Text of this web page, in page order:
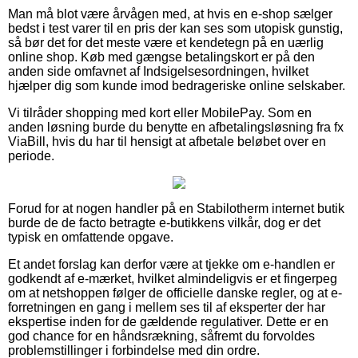
Man må blot være årvågen med, at hvis en e-shop sælger
bedst i test varer til en pris der kan ses som utopisk gunstig,
så bør det for det meste være et kendetegn på en uærlig
online shop. Køb med gængse betalingskort er på den
anden side omfavnet af Indsigelsesordningen, hvilket
hjælper dig som kunde imod bedrageriske online selskaber.
Vi tilråder shopping med kort eller MobilePay. Som en
anden løsning burde du benytte en afbetalingsløsning fra fx
ViaBill, hvis du har til hensigt at afbetale beløbet over en
periode.
Forud for at nogen handler på en Stabilotherm internet butik
burde de de facto betragte e-butikkens vilkår, dog er det
typisk en omfattende opgave.
Et andet forslag kan derfor være at tjekke om e-handlen er
godkendt af e-mærket, hvilket almindeligvis er et fingerpeg
om at netshoppen følger de officielle danske regler, og at e-
forretningen en gang i mellem ses til af eksperter der har
ekspertise inden for de gældende regulativer. Dette er en
god chance for en håndsrækning, såfremt du forvoldes
problemstillinger i forbindelse med din ordre.